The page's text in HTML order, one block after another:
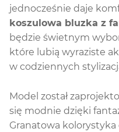
jednocześnie daje
koszulowa bluzka z
będzie świetnym
które lubią wyraziste
w codziennych
Model został
się modnie dzięki
Granatowa kolorystyka